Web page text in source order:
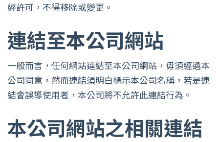
經許可，不得移除或變更。
連結至本公司網站
一般而言，任何網站連結至本公司網站，毋須經過本
公司同意，然而連結須明白標示本公司名稱，若是連
結會誤導使用者，本公司將不允許此連結行為。
本公司網站之相關連結